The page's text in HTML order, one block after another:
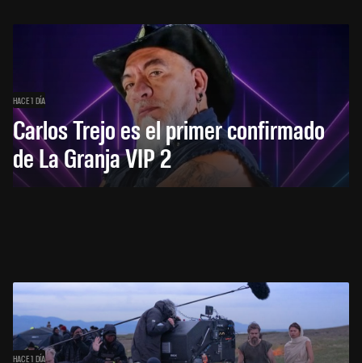
HACE 1 DÍA
Carlos Trejo es el primer confirmado
de La Granja VIP 2
HACE 1 DÍA